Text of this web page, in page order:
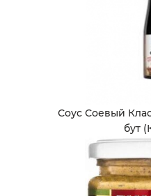
Соус Соевый
бут